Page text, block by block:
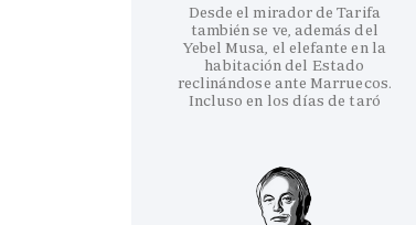
Desde el mirador de Tarifa
también se ve, además del
Yebel Musa, el elefante en la
habitación del Estado
reclinándose ante Marruecos.
Incluso en los días de taró